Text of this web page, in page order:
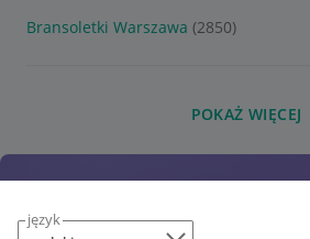
język
Bransoletki Warszawa (2850)
POKAŻ WIĘCEJ